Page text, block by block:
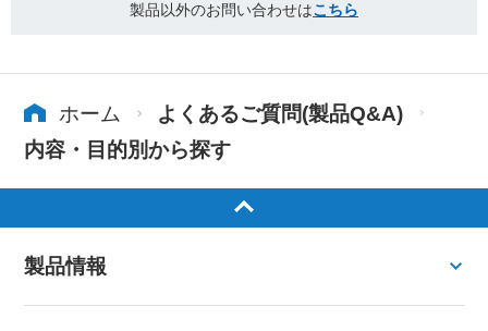
製品以外のお問い合わせはこちら
ホーム
よくあるご質問(製品Q&A)
内容・目的別から探す
製品情報